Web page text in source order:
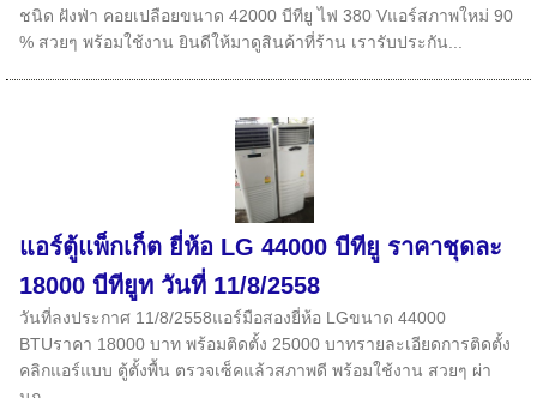
ชนิด ฝังฟ่า คอยเปลือยขนาด 42000 บีทียู ไฟ 380 Vแอร์สภาพใหม่ 90
% สวยๆ พร้อมใช้งาน ยินดีให้มาดูสินค้าที่ร้าน เรารับประกัน...
แอร์ตู้แพ็กเก็ต ยี่ห้อ LG 44000 บีทียู ราคาชุดละ
18000 บีทียูท วันที่ 11/8/2558
วันที่ลงประกาศ 11/8/2558แอร์มือสองยี่ห้อ LGขนาด 44000
BTUราคา 18000 บาท พร้อมติดตั้ง 25000 บาทรายละเอียดการติดตั้ง
คลิกแอร์แบบ ตู้ตั้งพื้น ตรวจเซ็คแล้วสภาพดี พร้อมใช้งาน สวยๆ ผ่า